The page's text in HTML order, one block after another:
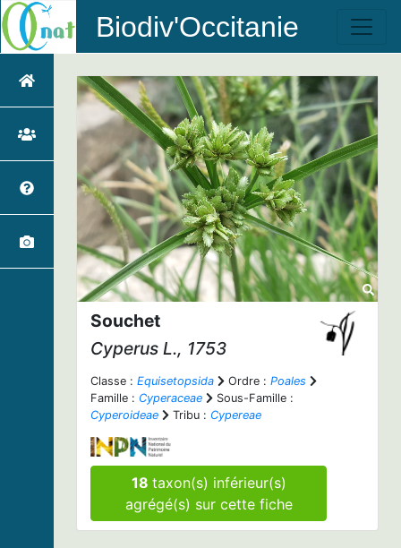
Biodiv'Occitanie
Souchet
Cyperus L., 1753
Classe : Equisetopsida Ordre : Poales
Famille : Cyperaceae
Sous-Famille :
Cyperoideae
Tribu : Cypereae
18 taxon(s) inférieur(s)
agrégé(s) sur cette fiche